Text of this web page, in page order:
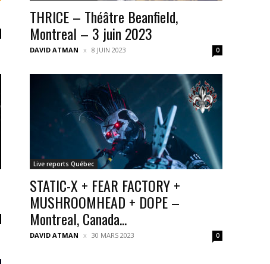
THRICE – Théâtre Beanfield,
Montreal – 3 juin 2023
DAVID ATMAN 8 JUIN 2023 0
Live reports Québec
STATIC-X + FEAR FACTORY +
MUSHROOMHEAD + DOPE –
Montreal, Canada...
DAVID ATMAN 30 MARS 2023 0